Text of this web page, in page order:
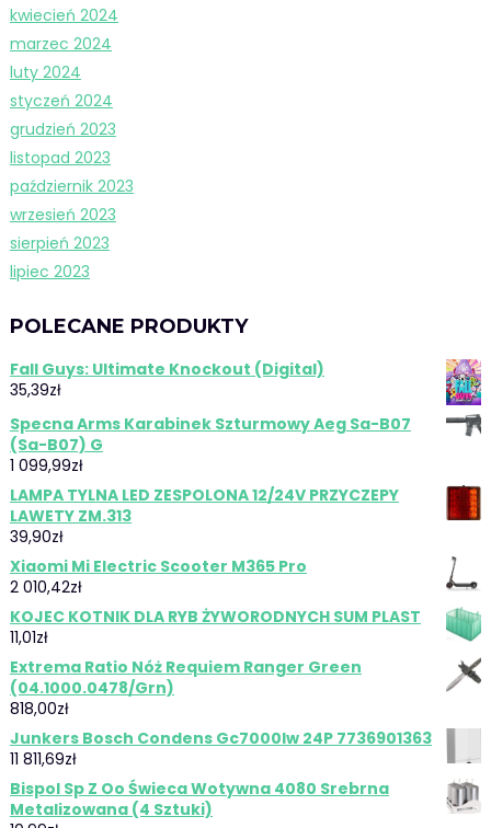
kwiecień 2024
marzec 2024
luty 2024
styczeń 2024
grudzień 2023
listopad 2023
październik 2023
wrzesień 2023
sierpień 2023
lipiec 2023
POLECANE PRODUKTY
Fall Guys: Ultimate Knockout (Digital)
35,39zł
Specna Arms Karabinek Szturmowy Aeg Sa-B07
(Sa-B07) G
1 099,99zł
LAMPA TYLNA LED ZESPOLONA 12/24V PRZYCZEPY
LAWETY ZM.313
39,90zł
Xiaomi Mi Electric Scooter M365 Pro
2 010,42zł
KOJEC KOTNIK DLA RYB ŻYWORODNYCH SUM PLAST
11,01zł
Extrema Ratio Nóż Requiem Ranger Green
(04.1000.0478/Grn)
818,00zł
Junkers Bosch Condens Gc7000Iw 24P 7736901363
11 811,69zł
Bispol Sp Z Oo Świeca Wotywna 4080 Srebrna
Metalizowana (4 Sztuki)